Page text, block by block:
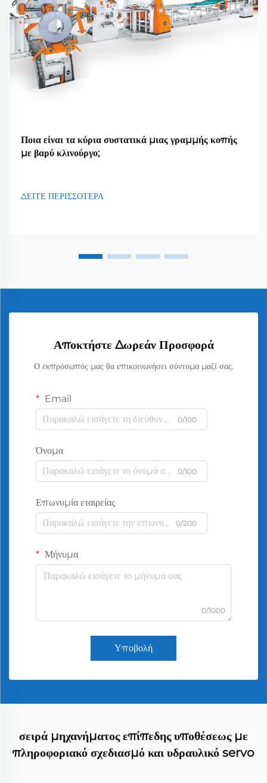
Ποια είναι τα κύρια συστατικά μιας γραμμής κοπής
με βαρύ κλινούργο;
ΔΕΙΤΕ ΠΕΡΙΣΣΟΤΕΡΑ
Αποκτήστε Δωρεάν Προσφορά
Ο εκπρόσωπός μας θα επικοινωνήσει σύντομα μαζί σας.
Email
0/100
Όνομα
0/100
Επωνυμία εταιρείας
0/200
Μήνυμα
0/1000
Υποβολή
σειρά μηχανήματος επίπεδης υποθέσεως με
πληροφοριακό σχεδιασμό και υδραυλικό servo